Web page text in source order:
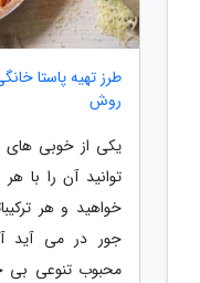
روش
یکی از خوبی های
توانید آن را با
خواهید و هر
جور در می آید
محبوب تنوعی بی